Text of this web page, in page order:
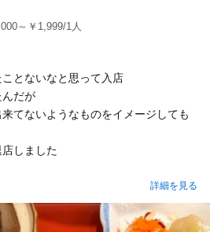
～￥1,999/1人
とないなと思って入店
だが
てないようなものをイメージしても
しました
詳細を見る